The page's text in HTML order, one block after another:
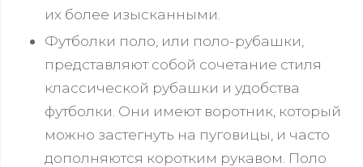
их более изысканными.
Футболки поло, или поло-рубашки,
представляют собой сочетание стиля
классической рубашки и удобства
футболки. Они имеют воротник, который
можно застегнуть на пуговицы, и часто
дополняются коротким рукавом. Поло